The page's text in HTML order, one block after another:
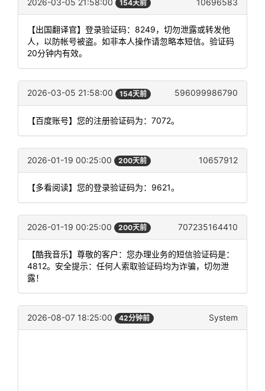
2026-03-05 21:58:00 154天前 10696583
【出国翻译官】登录验证码：8249，切勿泄露或转发他
人，以防帐号被盗。如非本人操作请忽略本短信。验证码
20分钟内有效。
2026-03-05 21:58:00 154天前 596099986790
【百度账号】您的注册验证码为：7072。
2026-01-19 00:25:00 200天前 10657912
【多看阅读】您的登录验证码为：9621。
2026-01-19 00:25:00 200天前 707235164410
【酷我音乐】尊敬的客户：您办理业务的短信验证码是：
4812。安全提示：任何人索取验证码均为诈骗，切勿泄
露！
2026-08-07 18:25:00 42分钟前 System